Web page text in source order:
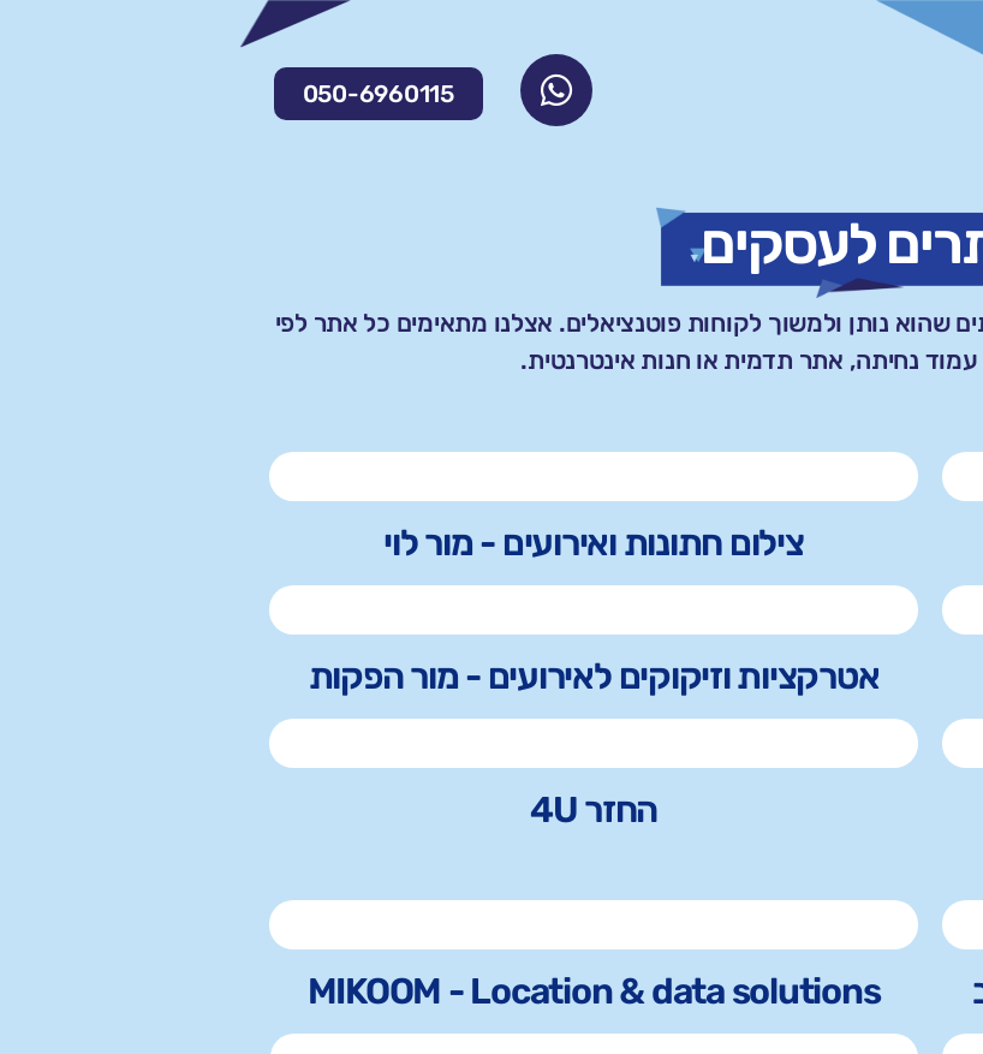
050-6960115
לעסקים
שהוא נותן ולמשוך לקוחות פוטנציאלים. אצלנו מתאימים כל אתר לפי
נחיתה, אתר תדמית או חנות אינטרנטית.
צילום חתונות ואירועים - מור לוי
אטרקציות וזיקוקים לאירועים - מור הפקות
החזר 4U
MIKOOM - Location & data solutions